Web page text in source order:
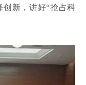
新，讲好“抢占科